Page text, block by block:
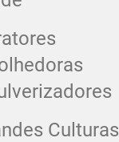
Culturas